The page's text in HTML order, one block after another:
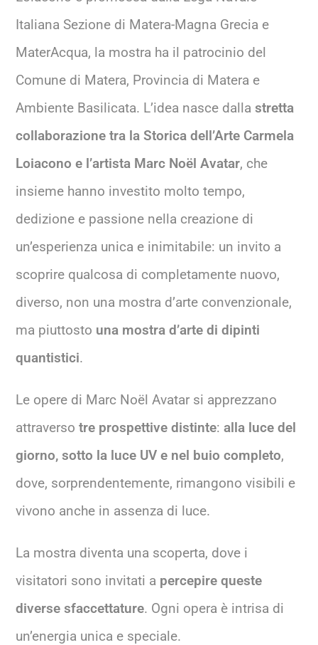
Italiana Sezione di Matera-Magna Grecia e
MaterAcqua, la mostra ha il patrocinio del
Comune di Matera, Provincia di Matera e
Ambiente Basilicata. L’idea nasce dallastretta
collaborazione tra la Storica dell’Arte Carmela
Loiacono e l’artista Marc Noël Avatar, che
insieme hanno investito molto tempo,
dedizione e passione nella creazione di
un’esperienza unica e inimitabile: un invito a
scoprire qualcosa di completamente nuovo,
diverso, non una mostra d’arte convenzionale,
ma piuttosto una mostra d’arte di dipinti
quantistici.
Le opere di Marc Noël Avatar si apprezzano
attraversotre prospettive distinte:alla luce del
giorno, sotto la luce UV e nel buio completo,
dove, sorprendentemente, rimangono visibili e
vivono anche in assenza di luce.
La mostra diventa una scoperta, dove i
visitatori sono invitati a percepire queste
diverse sfaccettature. Ogni opera è intrisa di
un’energia unica e speciale.